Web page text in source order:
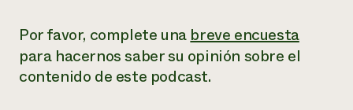
Por favor, complete unabreve encuesta
para hacernos saber su opinión sobre el
contenido de este podcast.